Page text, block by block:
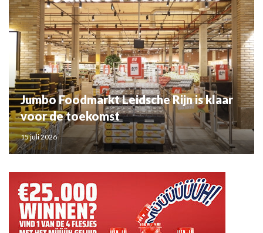
Jumbo Foodmarkt Leidsche Rijn is klaar
voor de toekomst
15 juli 2026